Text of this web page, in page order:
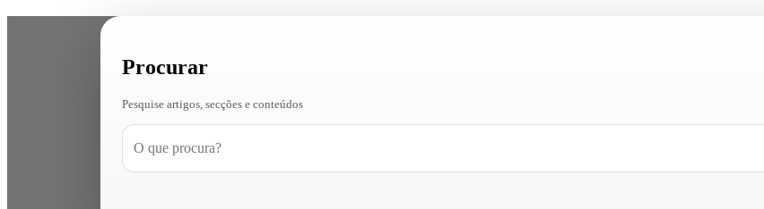
Procurar
Pesquise artigos, secções e conteúdos